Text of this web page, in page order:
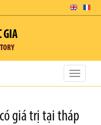
GIA
Toggle
giá trị tại tháp